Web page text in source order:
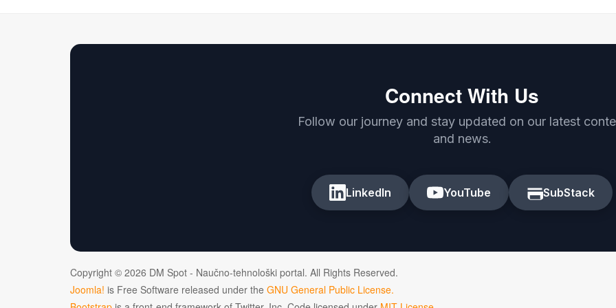
Connect With Us
Follow our journey and stay updated on our latest
and news.
LinkedIn YouTube SubStack
Copyright © 2026 DM Spot - Naučno-tehnološki portal. All Rights Reserved.
Joomla! is Free Software released under the GNU General Public License.